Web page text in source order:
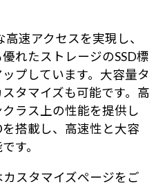
速アクセスを実現し、
れたストレージのSSD標
プしています。大容量タ
タマイズも可能です。高
ラス上の性能を提供し
搭載し、高速性と大容
す。
スタマイズページをご